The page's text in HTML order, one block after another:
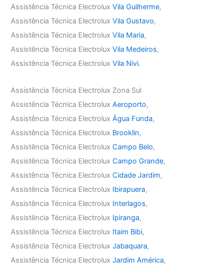
Assistência Técnica ElectroluxVila Guilherme,
Assistência Técnica ElectroluxVila Gustavo,
Assistência Técnica ElectroluxVila Maria,
Assistência Técnica ElectroluxVila Medeiros,
Assistência Técnica ElectroluxVila Nivi.
Assistência Técnica Electrolux Zona Sul
Assistência Técnica ElectroluxAeroporto,
Assistência Técnica ElectroluxÁgua Funda,
Assistência Técnica Electrolux Brooklin,
Assistência Técnica ElectroluxCampo Belo,
Assistência Técnica ElectroluxCampo Grande,
Assistência Técnica ElectroluxCidade Jardim,
Assistência Técnica Electrolux Ibirapuera,
Assistência Técnica Electrolux Interlagos,
Assistência Técnica Electrolux Ipiranga,
Assistência Técnica Electrolux Itaim Bibi,
Assistência Técnica ElectroluxJabaquara,
Assistência Técnica ElectroluxJardim América,